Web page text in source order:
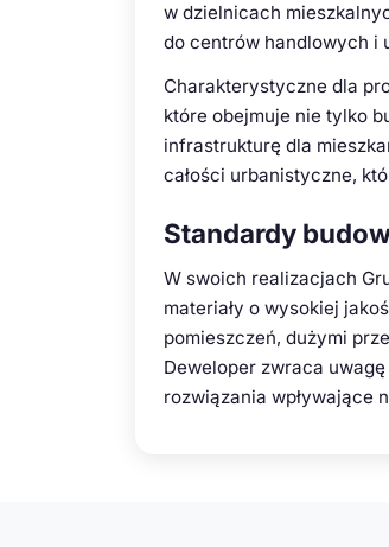
w dzielnicach
do centrów handlowych i
Charakterystyczne dla
które obejmuje nie tylko
infrastrukturę dla
całości urbanistyczne,
Standardy
W swoich realizacjach
materiały o wysokiej
pomieszczeń, dużymi
Deweloper zwraca
rozwiązania wpływające